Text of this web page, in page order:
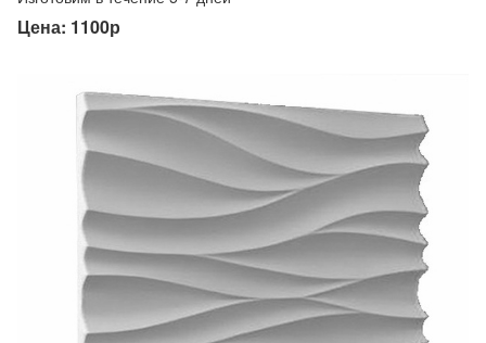
Цена: 1100р